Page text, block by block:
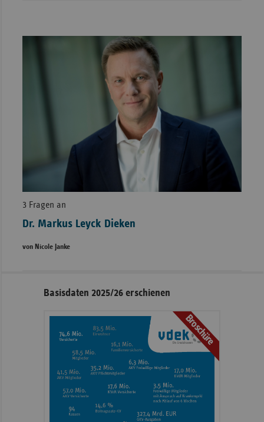
3 Fragen an
Dr. Markus Leyck Dieken
von Nicole Janke
Seitennavigation
Seitenleiste
Informationen
Basisdaten 2025/26 erschienen
Broschüre